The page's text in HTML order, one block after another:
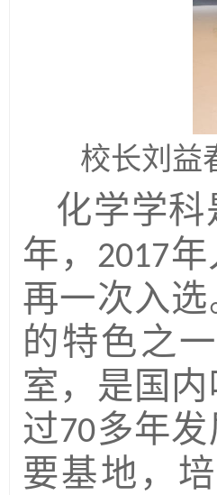
校长刘益
化学学
年， 2017
再一次入
的特色之一
室，是国
过70多年
要基地，